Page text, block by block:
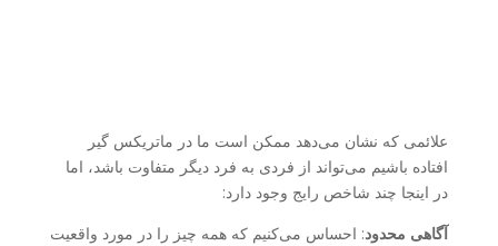
علائمی که نشان می‌دهد ممکن است ما در ماتریکس گیر
افتاده باشیم می‌تواند از فردی به فرد دیگر متفاوت باشد، اما
در اینجا چند شاخص رایج وجود دارد:
آگاهی محدود: احساس می‌کنیم که همه چیز را در مورد واقعیت